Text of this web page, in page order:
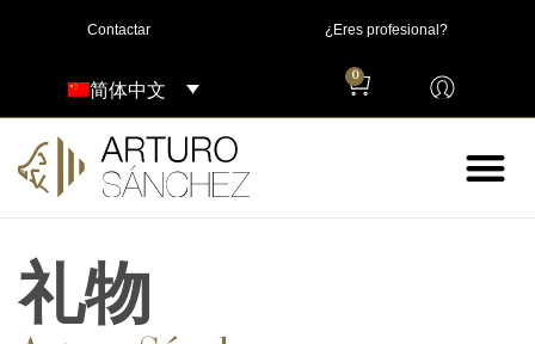
Contactar ¿Eres profesional?
简体中文
0
礼物